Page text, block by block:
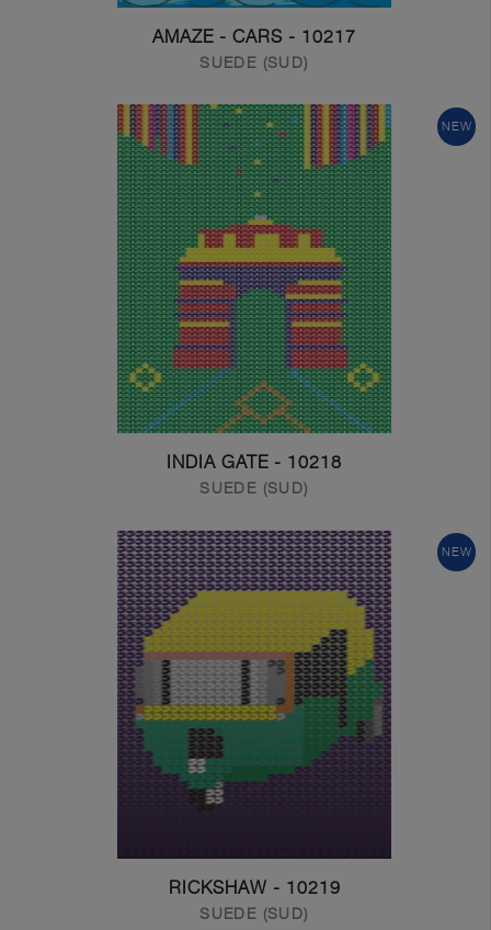
10217 - AMAZE - CARS
SUEDE (SUD)
NEW
10218 - INDIA GATE
SUEDE (SUD)
NEW
10219 - RICKSHAW
SUEDE (SUD)